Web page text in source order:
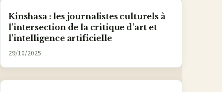
Kinshasa : les journalistes culturels à
l'intersection de la critique d'art et
l'intelligence artificielle
29/10/2025